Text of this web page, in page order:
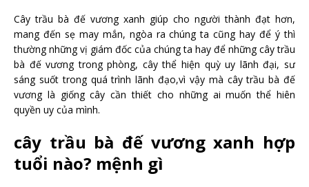
Cây trầu bà đế vương xanh giúp cho người thành đạt hơn,
mang đến sẹ may mắn, ngòa ra chúng ta cũng hay để ý thì
thường những vị giám đốc của chúng ta hay để những cây trầu
bà đế vương trong phòng, cây thể hiện quỳ uy lãnh đại, sư
sáng suốt trong quá trình lãnh đạo,vì vậy mà cây trầu bà đế
vương là giống cây cần thiết cho những ai muốn thể hiên
quyền uy của mình.
cây trầu bà đế vương xanh hợp
tuổi nào? mệnh gì